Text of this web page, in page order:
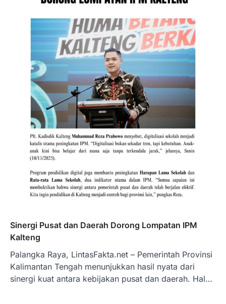
Sinergi Pusat dan Daerah Dorong Lompatan IPM
Kalteng
Palangka Raya, LintasFakta.net – Pemerintah Provinsi
Kalimantan Tengah menunjukkan hasil nyata dari
sinergi kuat antara kebijakan pusat dan daerah. Hal…